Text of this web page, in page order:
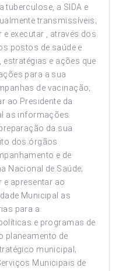
a SIDA e
transmissíveis;
e executar , através dos
postos de saúde e
e ações que
para a sua
de vacinação;
ao Presidente da
as informações
da sua
dos órgãos
e de
Nacional de Saúde;
e apresentar ao
Municipal as
para a
e programas de
planeamento de
municipal;
Municipais de